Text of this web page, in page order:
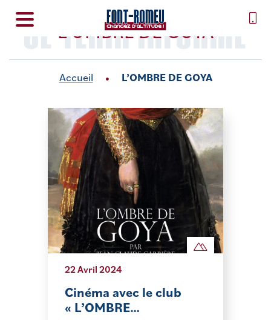
SE TENIR INFORMÉ
L’OMBRE DE GOYA
Accueil L’OMBRE DE GOYA
22 Avril 2024
Cinéma avec le club
« L’OMBRE…